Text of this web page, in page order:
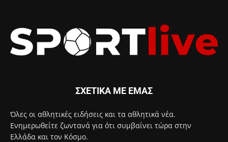
ΣΧΕΤΙΚΑ ΜΕ ΕΜΑΣ
Όλες οι αθλητικές ειδήσεις και τα αθλητικά νέα.
Ενημερωθείτε ζωντανά για ότι συμβαίνει τώρα στην
Ελλάδα και τον Κόσμο.